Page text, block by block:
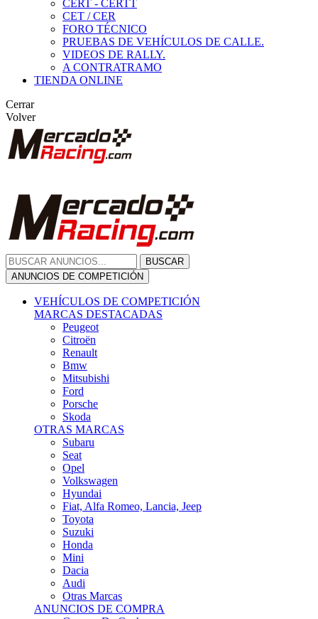
CERT - CERTT
CET / CER
FORO TÉCNICO
PRUEBAS DE VEHÍCULOS DE CALLE.
VIDEOS DE RALLY.
A CONTRATRAMO
TIENDA ONLINE
Cerrar
Volver
BUSCAR
ANUNCIOS DE COMPETICIÓN
VEHÍCULOS DE COMPETICIÓN
MARCAS DESTACADAS
Peugeot
Citroën
Renault
Bmw
Mitsubishi
Ford
Porsche
Skoda
OTRAS MARCAS
Subaru
Seat
Opel
Volkswagen
Hyundai
Fiat, Alfa Romeo, Lancia, Jeep
Toyota
Suzuki
Honda
Mini
Dacia
Audi
Otras Marcas
ANUNCIOS DE COMPRA
Compra De Coches
ALQUILER VEHÍCULOS